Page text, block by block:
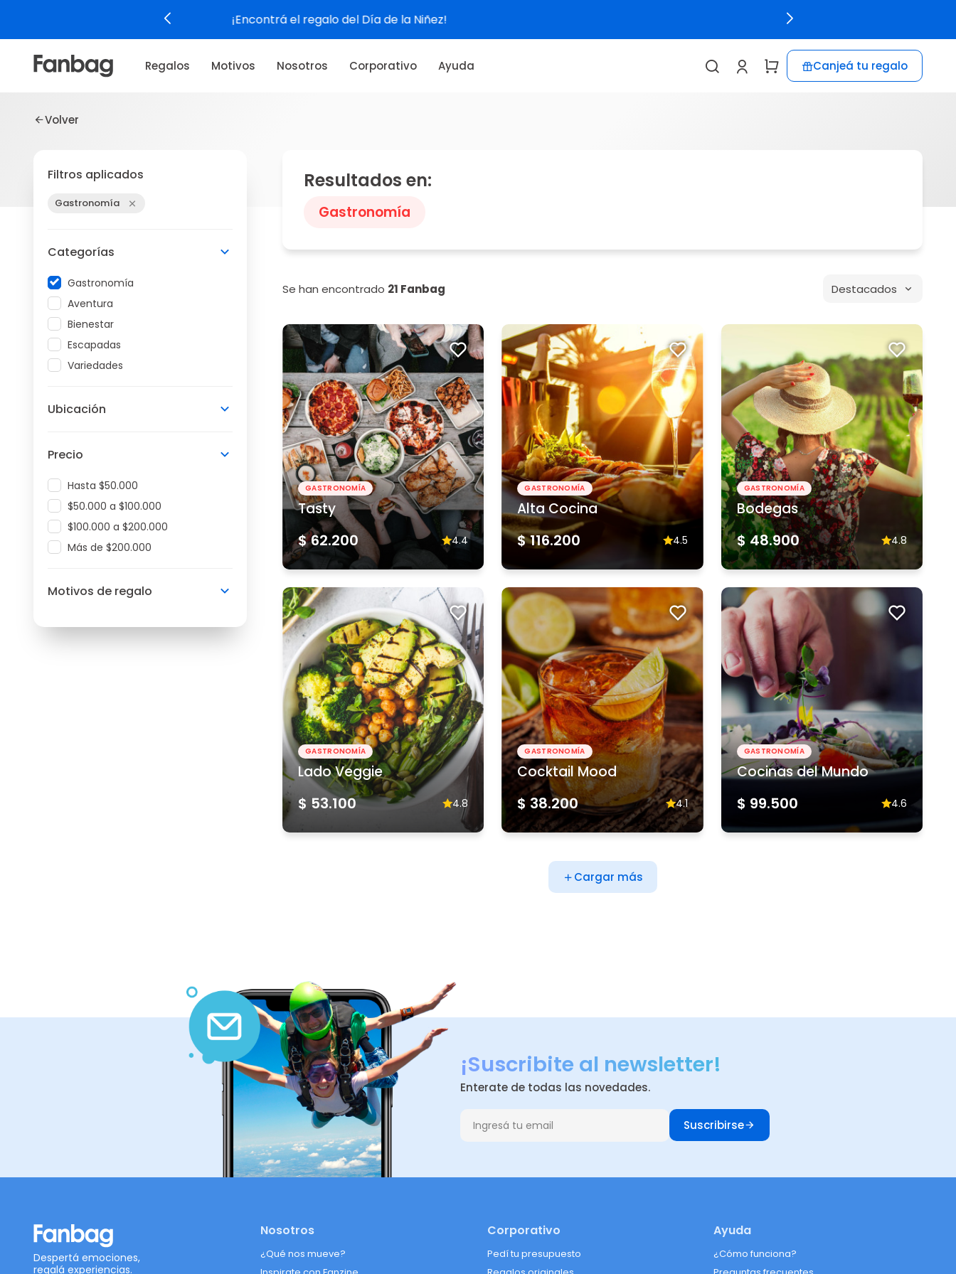
Ver experiencias
Regalos Motivos Nosotros Corporativo Ayuda Canjeá tu regalo
Volver
Filtros aplicados
Gastronomía
Categorías
Gastronomía
Aventura
Bienestar
Escapadas
Variedades
Ubicación
Precio
Hasta $50.000
$50.000 a $100.000
$100.000 a $200.000
Más de $200.000
Motivos de regalo
Resultados en:
Gastronomía
Se han encontrado 21 Fanbag Destacados
GASTRONOMÍA
Tasty
$ 62.200 4.4
GASTRONOMÍA
Alta Cocina
$ 116.200 4.5
GASTRONOMÍA
Bodegas
$ 48.900 4.8
GASTRONOMÍA
Lado Veggie
$ 53.100 4.8
GASTRONOMÍA
Cocktail Mood
$ 38.200 4.1
GASTRONOMÍA
Cocinas del Mundo
$ 99.500 4.6
Cargar más
¡Suscribite al newsletter!
Enterate de todas las novedades.
Suscribirse
Despertá emociones,
regalá experiencias.
Nosotros
¿Qué nos mueve?
Corporativo
Pedí tu presupuesto
Ayuda
¿Cómo funciona?